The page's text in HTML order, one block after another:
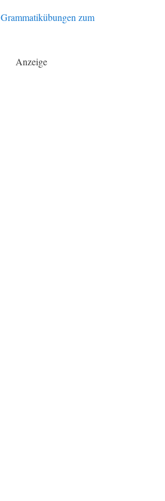
Grammatikübungen zum
Anzeige